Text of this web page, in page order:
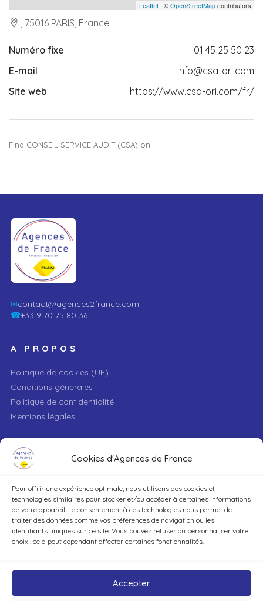
Cookies d'Agences de France
Pour offrir une expérience optimale, nous utilisons des cookies et
technologies similaires pour stocker et/ou accéder à certaines informations
de votre appareil. Le consentement à ces technologies nous permet de
traiter des données comme vos préférences de navigation ou les
identifiants uniques sur ce site. Vous pouvez refuser ou personnaliser votre
choix ; cela peut cependant affecter certaines fonctionnalités.
Accepter
Leaflet | ©OpenStreetMapcontributors
, 75016 PARIS, France
Numéro fixe
01 45 25 50 23
E-mail
info@csa-ori.com
Site web
https://www.csa-ori.com/fr/
Find CONSEIL SERVICE AUDIT (CSA) on:
✉contact@agences2france.com
☎+33 9 70 75 80 36
A PROPOS
Politique de cookies (UE)
Conditions générales
Politique de confidentialité
Mentions légales
VILLE
TYPE DE BIEN
DÉCOUVRIR